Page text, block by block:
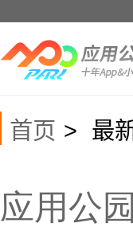
首页 > 最
应用公